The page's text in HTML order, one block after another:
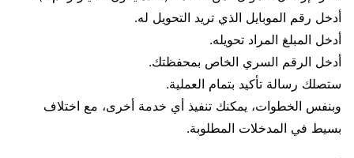
أدخل رقم الموبايل الذي تريد التحويل له.
أدخل المبلغ المراد تحويله.
أدخل الرقم السري الخاص بمحفظتك.
ستصلك رسالة تأكيد بتمام العملية.
وبنفس الخطوات، يمكنك تنفيذ أي خدمة أخرى، مع اختلاف
بسيط في المدخلات المطلوبة.